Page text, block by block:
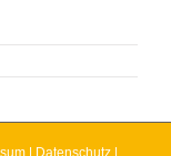
| Datenschutz |